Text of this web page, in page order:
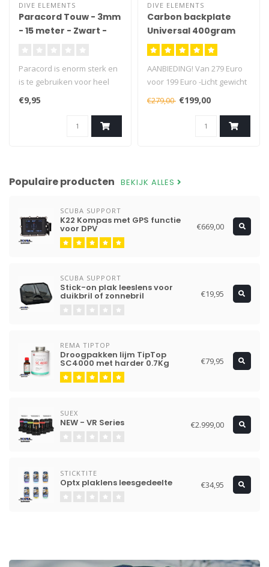
DIVE ELEMENTS
Paracord Touw - 3mm
- 15 meter - Zwart -
Paracord is enorm sterk en
is te gebruiken voor heel
veel toepassingen.
€9,95
DIVE ELEMENTS
Carbon backplate
Universal 400gram
AANBIEDING! Van 279 Euro
voor 199 Euro -Licht gewicht
-Universeel -Ongeveer 400
gram
€279,00 €199,00
Populaire producten BEKIJK ALLES
SCUBA SUPPORT
K22 Kompas met GPS functie
voor DPV €669,00
SCUBA SUPPORT
Stick-on plak leeslens voor
duikbril of zonnebril €19,95
REMA TIPTOP
Droogpakken lijm TipTop
SC4000 met harder 0.7Kg €79,95
SUEX
NEW - VR Series €2.999,00
STICKTITE
Optx plaklens leesgedeelte €34,95